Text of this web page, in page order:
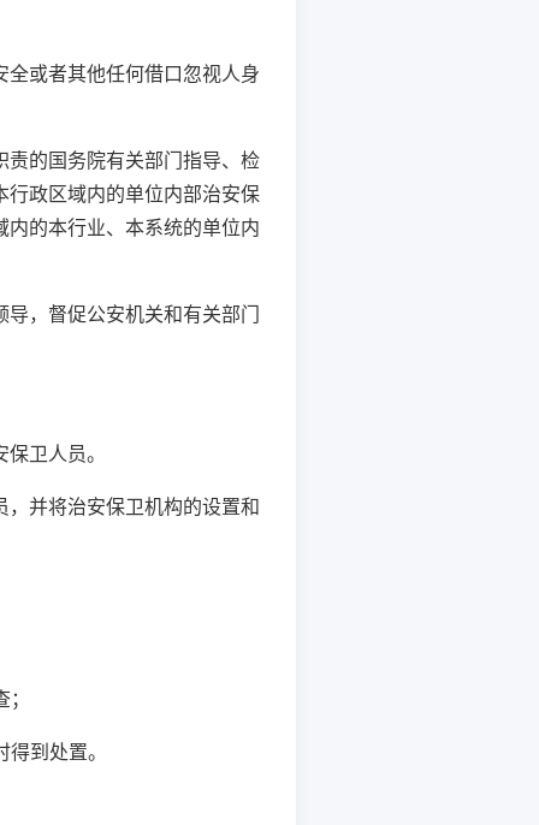
或者其他任何借口忽视人身
的国务院有关部门指导、检
政区域内的单位内部治安保
的本行业、本系统的单位内
，督促公安机关和有关部门
卫人员。
并将治安保卫机构的设置和
到处置。